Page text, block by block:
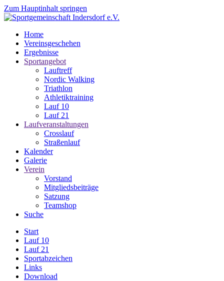
Zum Hauptinhalt springen
Home
Vereinsgeschehen
Ergebnisse
Sportangebot
Lauftreff
Nordic Walking
Triathlon
Athletiktraining
Lauf 10
Lauf 21
Laufveranstaltungen
Crosslauf
Straßenlauf
Kalender
Galerie
Verein
Vorstand
Mitgliedsbeiträge
Satzung
Teamshop
Suche
Start
Lauf 10
Lauf 21
Sportabzeichen
Links
Download